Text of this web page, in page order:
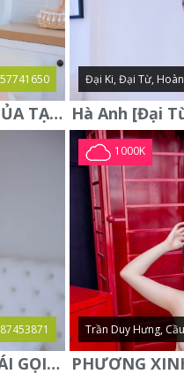
PHƯƠNG LINH: VẺ ĐẸP CỦA TẠO HÓA, XINH ĐẸP, SEXY, QUYỄN RŨ
Đại Ki, Đại Từ,
KIỀU OANH-ĐẲNG CẤP GÁI GỌI XINH SANG-NGOAN NGOÃN
1000K
Trần Duy Hưng,